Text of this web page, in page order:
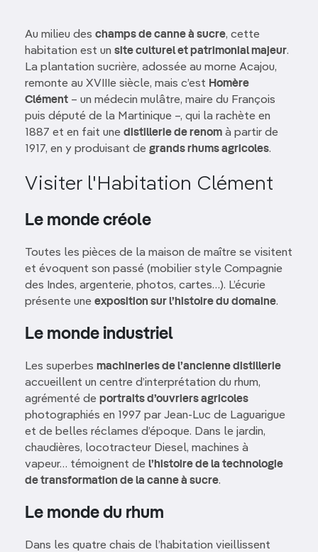
Au milieu des champs de canne à sucre, cette
habitation est un site culturel et patrimonial majeur.
La plantation sucrière, adossée au morne Acajou,
remonte au XVIIIe siècle, mais c’est Homère
Clément – un médecin mulâtre, maire du François
puis député de la Martinique –, qui la rachète en
1887 et en fait une distillerie de renom à partir de
1917, en y produisant de grands rhums agricoles.
Visiter l'Habitation Clément
Le monde créole
Toutes les pièces de la maison de maître se visitent
et évoquent son passé (mobilier style Compagnie
des Indes, argenterie, photos, cartes…). L’écurie
présente une exposition sur l’histoire du domaine.
Le monde industriel
Les superbes machineries de l’ancienne distillerie
accueillent un centre d’interprétation du rhum,
agrémenté de portraits d’ouvriers agricoles
photographiés en 1997 par Jean-Luc de Laguarigue
et de belles réclames d’époque. Dans le jardin,
chaudières, locotracteur Diesel, machines à
vapeur… témoignent de l’histoire de la technologie
de transformation de la canne à sucre.
Le monde du rhum
Dans les quatre chais de l’habitation vieillissent